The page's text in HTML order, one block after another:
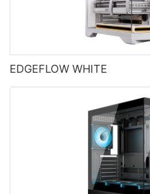
EDGEFLOW WHITE